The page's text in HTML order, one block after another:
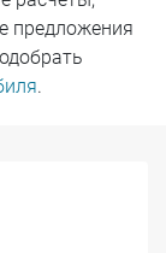
предложения
.